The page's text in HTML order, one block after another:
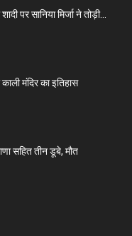
पर सानिया मिर्जा ने तोड़ी...
मंदिर का इतिहास
सहित तीन डूबे, मौत